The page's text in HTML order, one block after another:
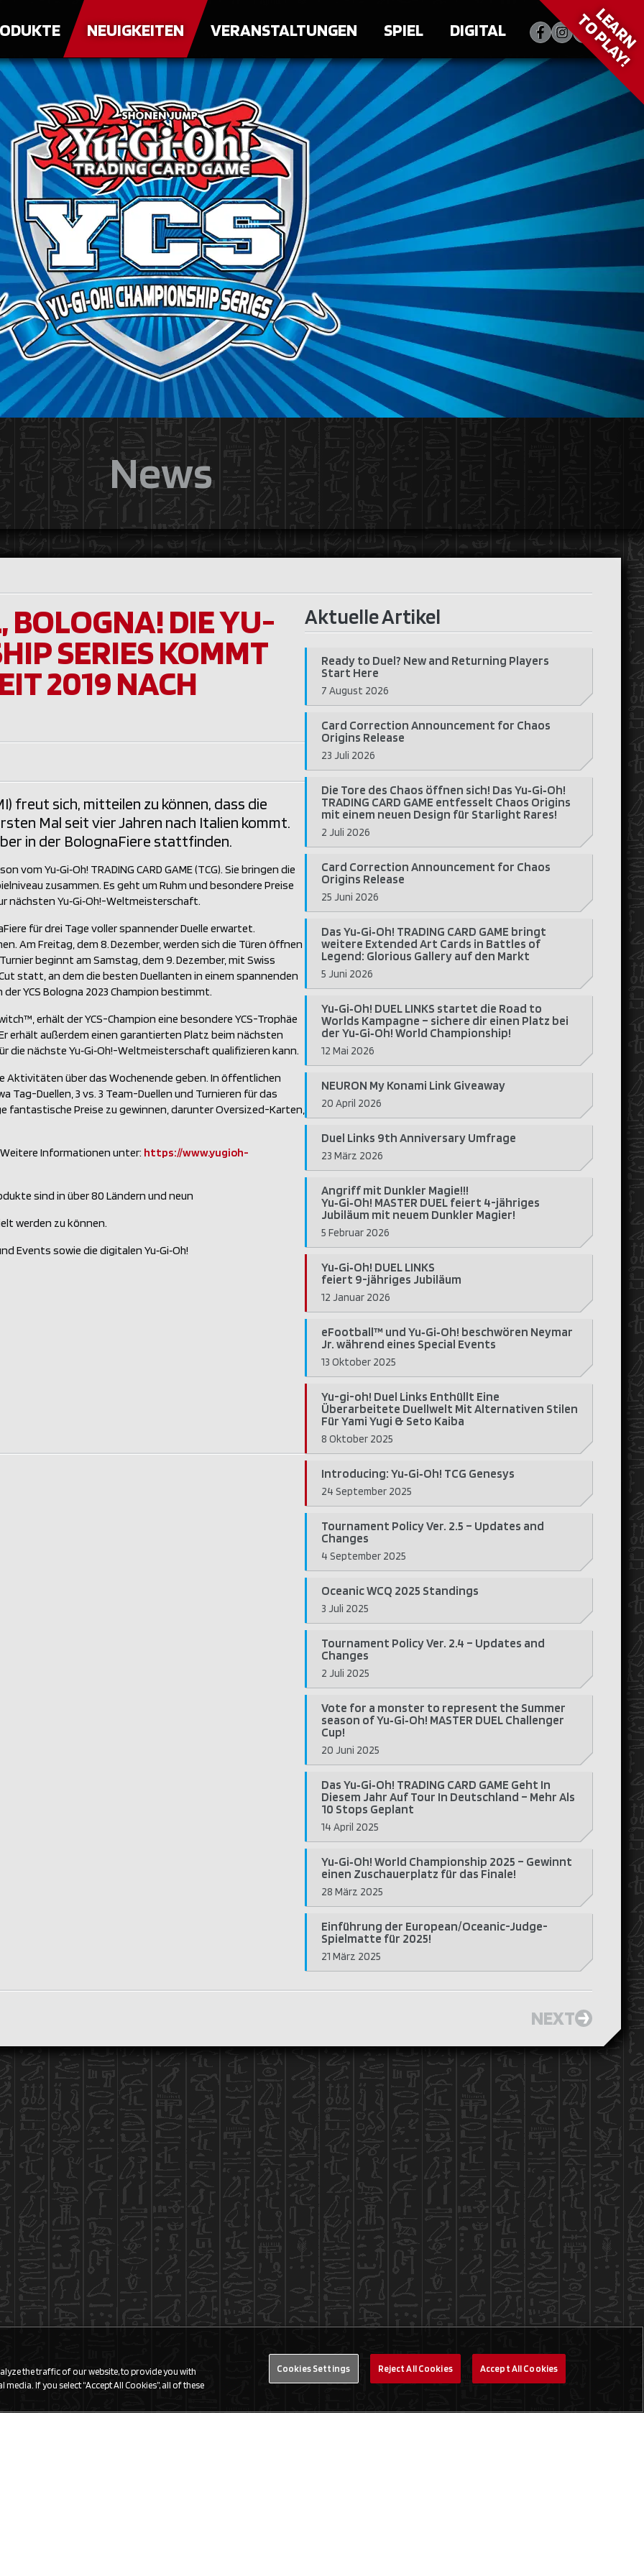
NEUIGKEITEN VERANSTALTUNGEN SPIEL DIGITAL LEARN
TO PLAY!
News
BOLOGNA! DIE YU-
SERIES KOMMT
2019 NACH
freut sich, mitteilen zu können, dass die
Mal seit vier Jahren nach Italien kommt.
in der BolognaFiere stattfinden.
Yu‑Gi‑Oh! TRADING CARD GAME (TCG). Sie bringen die
zusammen. Es geht um Ruhm und besondere Preise
nächsten Yu‑Gi‑Oh!-Weltmeisterschaft.
für drei Tage voller spannender Duelle erwartet.
Am Freitag, dem 8. Dezember, werden sich die Türen öffnen
beginnt am Samstag, dem 9. Dezember, mit Swiss
statt, an dem die besten Duellanten in einem spannenden
YCS Bologna 2023 Champion bestimmt.
erhält der YCS-Champion eine besondere YCS-Trophäe
erhält außerdem einen garantierten Platz beim nächsten
die nächste Yu‑Gi‑Oh!-Weltmeisterschaft qualifizieren kann.
Aktivitäten über das Wochenende geben. In öffentlichen
Duellen, 3 vs. 3 Team-Duellen und Turnieren für das
fantastische Preise zu gewinnen, darunter Oversized-Karten,
Informationen unter: https://www.yugioh-
sind in über 80 Ländern und neun
werden zu können.
Events sowie die digitalen Yu‑Gi‑Oh!
Aktuelle Artikel
Ready to Duel? New and Returning Players
Start Here
7 August 2026
Card Correction Announcement for Chaos
Origins Release
23 Juli 2026
Die Tore des Chaos öffnen sich! Das Yu‑Gi‑Oh!
TRADING CARD GAME entfesselt Chaos Origins
mit einem neuen Design für Starlight Rares!
2 Juli 2026
Card Correction Announcement for Chaos
Origins Release
25 Juni 2026
Das Yu‑Gi‑Oh! TRADING CARD GAME bringt
weitere Extended Art Cards in Battles of
Legend: Glorious Gallery auf den Markt
5 Juni 2026
Yu‑Gi‑Oh! DUEL LINKS startet die Road to
Worlds Kampagne – sichere dir einen Platz bei
der Yu‑Gi‑Oh! World Championship!
12 Mai 2026
NEURON My Konami Link Giveaway
20 April 2026
Duel Links 9th Anniversary Umfrage
23 März 2026
Angriff mit Dunkler Magie!!!
Yu‑Gi‑Oh! MASTER DUEL feiert 4-jähriges
Jubiläum mit neuem Dunkler Magier!
5 Februar 2026
Yu‑Gi‑Oh! DUEL LINKS
feiert 9-jähriges Jubiläum
12 Januar 2026
eFootball™ und Yu‑Gi‑Oh! beschwören Neymar
Jr. während eines Special Events
13 Oktober 2025
Yu-gi-oh! Duel Links Enthüllt Eine
Überarbeitete Duellwelt Mit Alternativen Stilen
Für Yami Yugi & Seto Kaiba
8 Oktober 2025
Introducing: Yu‑Gi‑Oh! TCG Genesys
24 September 2025
Tournament Policy Ver. 2.5 – Updates and
Changes
4 September 2025
Oceanic WCQ 2025 Standings
3 Juli 2025
Tournament Policy Ver. 2.4 – Updates and
Changes
2 Juli 2025
Vote for a monster to represent the Summer
season of Yu‑Gi‑Oh! MASTER DUEL Challenger
Cup!
20 Juni 2025
Das Yu‑Gi‑Oh! TRADING CARD GAME Geht In
Diesem Jahr Auf Tour In Deutschland – Mehr Als
10 Stops Geplant
14 April 2025
Yu‑Gi‑Oh! World Championship 2025 – Gewinnt
einen Zuschauerplatz für das Finale!
28 März 2025
Einführung der European/Oceanic-Judge-
Spielmatte für 2025!
21 März 2025
NEXT
the traffic of our website, to provide you with
If you select “Accept All Cookies”, all of these
Cookies Settings Reject All Cookies Accept All Cookies